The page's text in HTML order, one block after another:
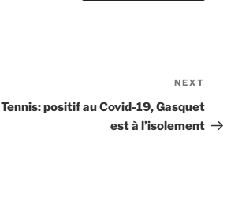
Post
NEXT
Tennis: positif au Covid-19, Gasquet
est à l’isolement